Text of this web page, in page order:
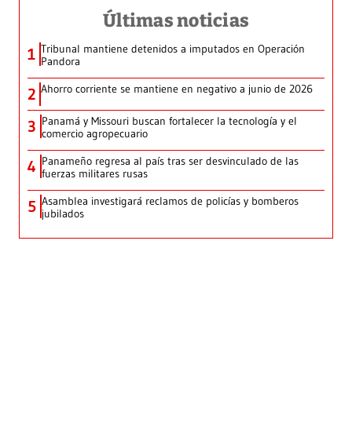
Últimas noticias
1 Tribunal mantiene detenidos a imputados en Operación
Pandora
2 Ahorro corriente se mantiene en negativo a junio de 2026
3 Panamá y Missouri buscan fortalecer la tecnología y el
comercio agropecuario
4 Panameño regresa al país tras ser desvinculado de las
fuerzas militares rusas
5 Asamblea investigará reclamos de policías y bomberos
jubilados